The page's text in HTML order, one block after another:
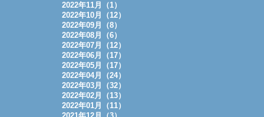
2022年11月（1）
2022年10月（12）
2022年09月（8）
2022年08月（6）
2022年07月（12）
2022年06月（17）
2022年05月（17）
2022年04月（24）
2022年03月（32）
2022年02月（13）
2022年01月（11）